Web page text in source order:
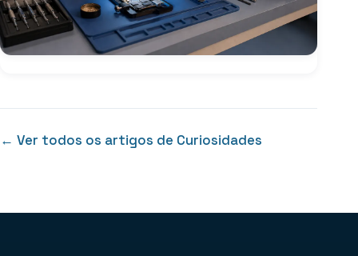
← Ver todos os artigos de Curiosidades